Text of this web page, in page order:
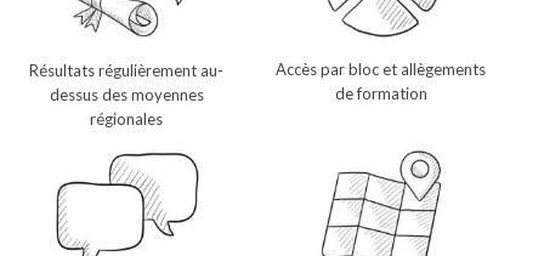
Résultats régulièrement au-
dessus des moyennes
régionales
Accès par bloc et allègements
de formation